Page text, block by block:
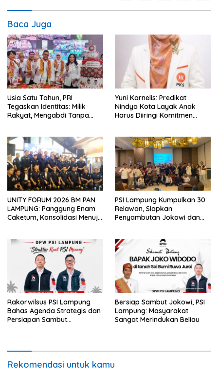
Baca Juga
Usia Satu Tahun, PRI
Tegaskan Identitas: Milik
Rakyat, Mengabdi Tanpa
Yuni Karnelis: Predikat
Nindya Kota Layak Anak
Harus Diiringi Komitmen
UNITY FORUM 2026 BM PAN
LAMPUNG: Panggung Enam
Caketum, Konsolidasi Menuju
PSI Lampung Kumpulkan 30
Relawan, Siapkan
Penyambutan Jokowi dan
Rakorwilsus PSI Lampung
Bahas Agenda Strategis dan
Persiapan Sambut
Bersiap Sambut Jokowi, PSI
Lampung: Masyarakat
Sangat Merindukan Beliau
Rekomendasi untuk kamu